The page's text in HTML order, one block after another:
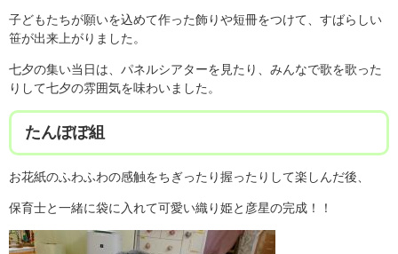
子どもたちが願いを込めて作った飾りや短冊をつけて、すばらしい
笹が出来上がりました。
七夕の集い当日は、パネルシアターを見たり、みんなで歌を歌った
りして七夕の雰囲気を味わいました。
たんぽぽ組
お花紙のふわふわの感触をちぎったり握ったりして楽しんだ後、
保育士と一緒に袋に入れて可愛い織り姫と彦星の完成！！